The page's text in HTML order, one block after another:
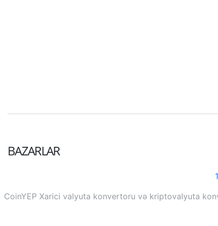
BAZARLAR
CoinYEP Xarici valyuta konvertoru və kriptovalyuta